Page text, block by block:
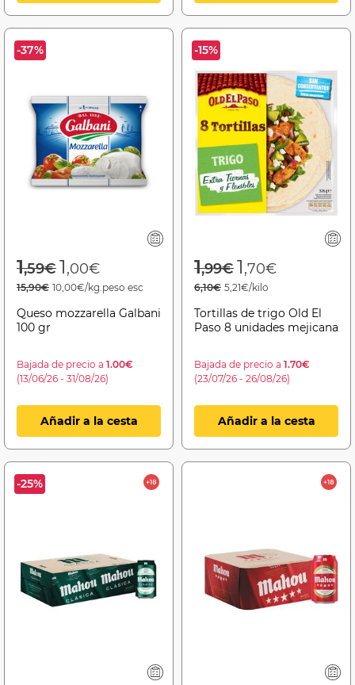
-37%
Price reduced from
1,59€to
1,00€
15,90€ 10,00€/kg.peso esc
Queso mozzarella Galbani
100 gr
Bajada de precio a 1.00€
(13/06/26 - 31/08/26)
Añadir a la cesta
-15%
Price reduced
1,99€to
1,70€
6,10€ 5,21€/kilo
Tortillas de trigo Old El
Paso 8 unidades mejicana
Bajada de precio a 1.70€
(23/07/26 - 26/08/26)
Añadir a la cesta
-25%